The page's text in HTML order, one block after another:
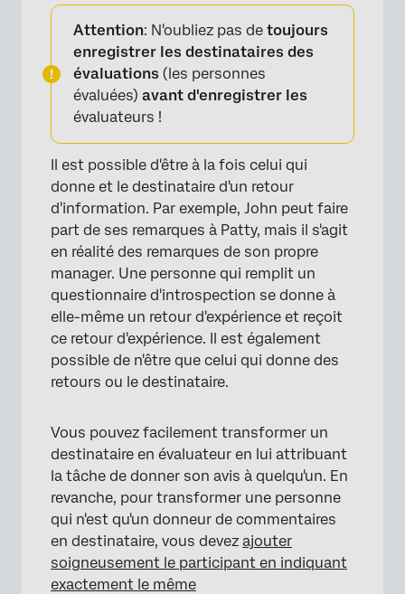
Attention: N'oubliez pas de toujours
enregistrer les destinataires des
évaluations (les personnes
évaluées) avant d'enregistrer les
évaluateurs !
Il est possible d'être à la fois celui qui
donne et le destinataire d'un retour
d'information. Par exemple, John peut faire
part de ses remarques à Patty, mais il s'agit
en réalité des remarques de son propre
manager. Une personne qui remplit un
questionnaire d'introspection se donne à
elle-même un retour d'expérience et reçoit
ce retour d'expérience. Il est également
possible de n'être que celui qui donne des
retours ou le destinataire.
Vous pouvez facilement transformer un
destinataire en évaluateur en lui attribuant
la tâche de donner son avis à quelqu'un. En
revanche, pour transformer une personne
qui n'est qu'un donneur de commentaires
en destinataire, vous devez ajouter
soigneusement le participant en indiquant
exactement le même